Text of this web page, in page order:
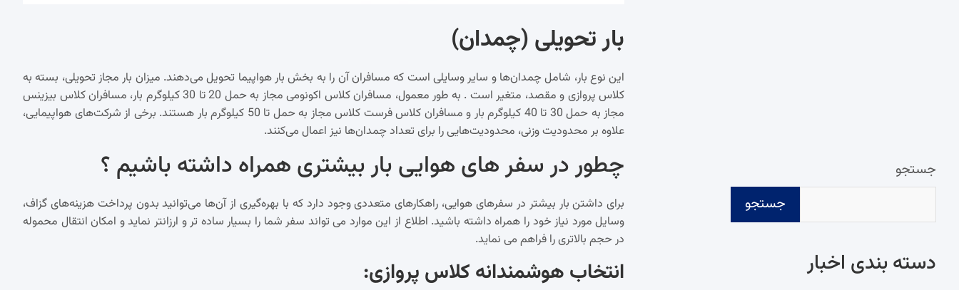
بار تحویلی (چمدان)
این نوع بار، شامل چمدان‌ها و سایر وسایلی است که مسافران آن را به بخش بار هواپیما تحویل می‌دهند. میزان بار مجاز تحویلی، بسته به
کلاس پروازی و مقصد، متغیر است . به طور معمول، مسافران کلاس اکونومی مجاز به حمل 20 تا 30 کیلوگرم بار، مسافران کلاس بیزینس
مجاز به حمل 30 تا 40 کیلوگرم بار و مسافران کلاس فرست کلاس مجاز به حمل تا 50 کیلوگرم بار هستند. برخی از شرکت‌های هواپیمایی،
علاوه بر محدودیت وزنی، محدودیت‌هایی را برای تعداد چمدان‌ها نیز اعمال می‌کنند.
چطور در سفر های هوایی بار بیشتری همراه داشته باشیم ؟
برای داشتن بار بیشتر در سفرهای هوایی، راهکارهای متعددی وجود دارد که با بهره‌گیری از آن‌ها می‌توانید بدون پرداخت هزینه‌های گزاف،
وسایل مورد نیاز خود را همراه داشته باشید. اطلاع از این موارد می تواند سفر شما را بسیار ساده تر و ارزانتر نماید و امکان انتقال محموله
در حجم بالاتری را فراهم می نماید.
انتخاب هوشمندانه کلاس پروازی:
جستجو
جستجو
دسته‌ بندی اخبار